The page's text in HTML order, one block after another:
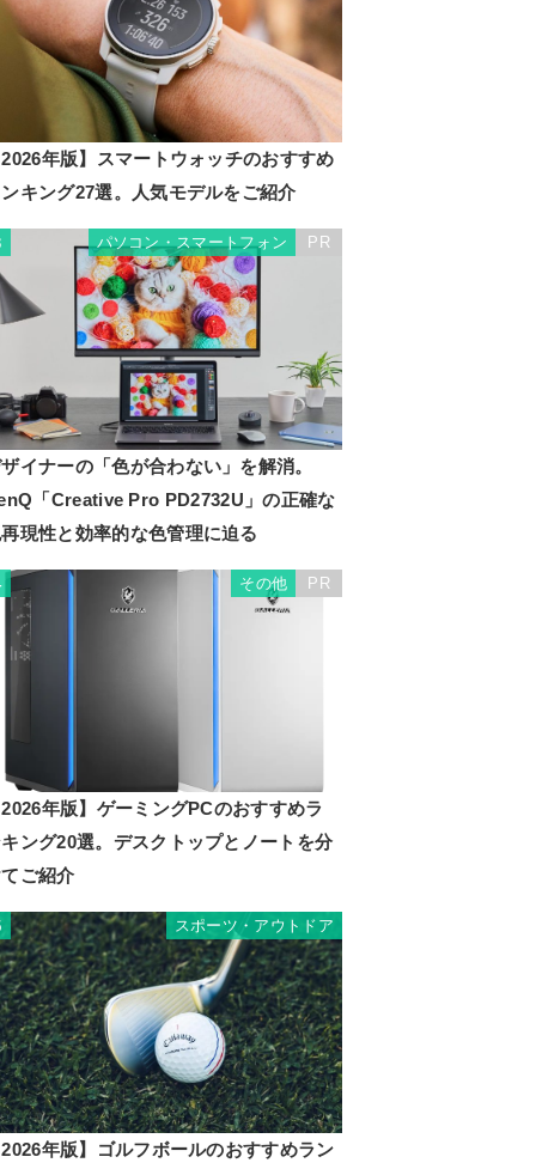
年版】スマートウォッチのおすすめ
キング27選。人気モデルをご紹介
パソコン・スマートフォン PR
イナーの「色が合わない」を解消。
「Creative Pro PD2732U」の正確な
現性と効率的な色管理に迫る
その他 PR
年版】ゲーミングPCのおすすめラ
ング20選。デスクトップとノートを分
ご紹介
スポーツ・アウトドア
年版】ゴルフボールのおすすめラン